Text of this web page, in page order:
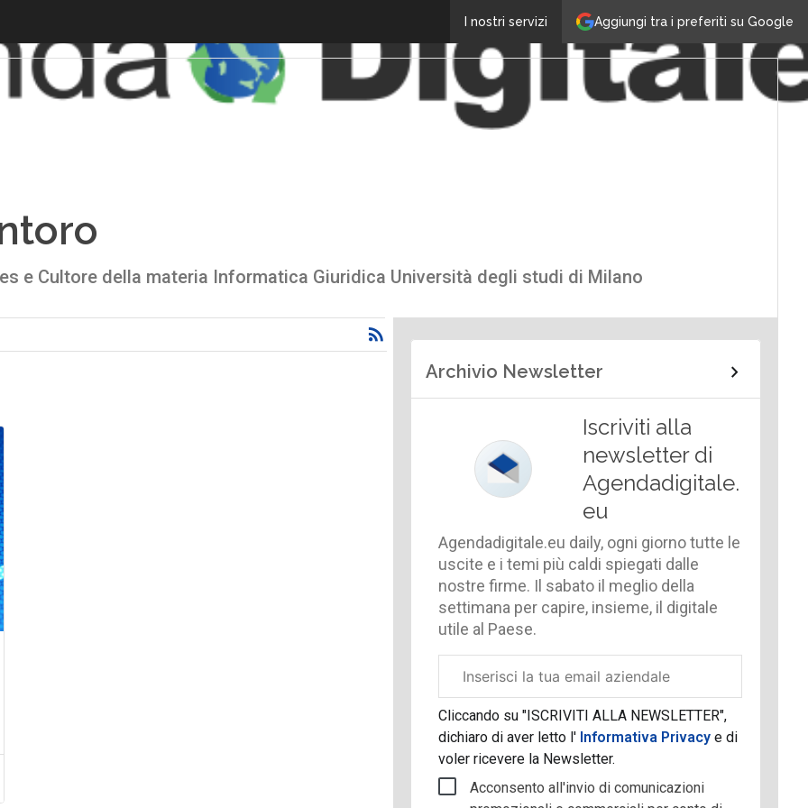
Aggiungi tra i preferiti su Google
I nostri servizi
e Cultore della materia Informatica Giuridica Università degli studi di Milano
Archivio Newsletter
Iscriviti alla
newsletter di
Agendadigitale.
eu
Agendadigitale.eu daily, ogni giorno tutte le
uscite e i temi più caldi spiegati dalle
nostre firme. Il sabato il meglio della
settimana per capire, insieme, il digitale
utile al Paese.
aziendale
Cliccando su "ISCRIVITI ALLA NEWSLETTER",
dichiaro di aver letto l' Informativa Privacye di
voler ricevere la Newsletter.
Acconsento all'invio di comunicazioni